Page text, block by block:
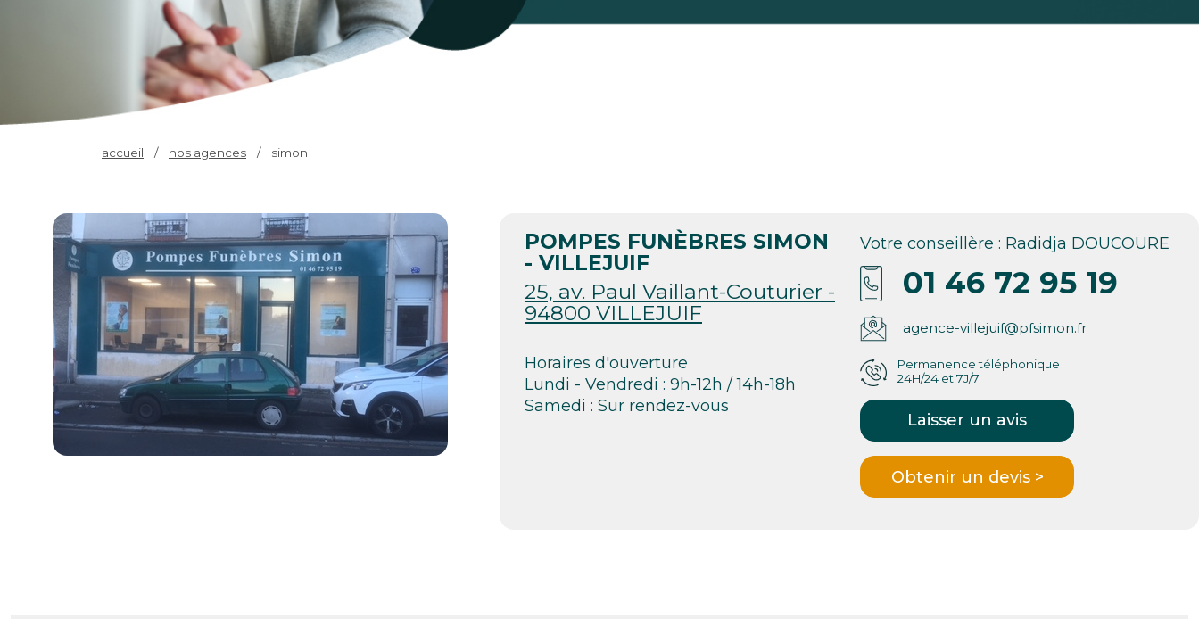
accueil / nos agences / simon
POMPES FUNÈBRES SIMON
- VILLEJUIF
25, av. Paul Vaillant-Couturier -
94800 VILLEJUIF
Horaires d'ouverture
Lundi - Vendredi : 9h-12h / 14h-18h
Samedi : Sur rendez-vous
Votre conseillère : Radidja DOUCOURE
01 46 72 95 19
agence-villejuif@pfsimon.fr
Permanence téléphonique
24H/24 et 7J/7
Laisser un avis
Obtenir un devis >